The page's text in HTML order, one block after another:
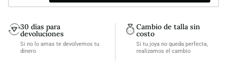
30 días para
devoluciones
Si no lo amas te devolvemos tu
dinero
Cambio de talla sin
costo
Si tu joya no queda perfecta,
realizamos el cambio